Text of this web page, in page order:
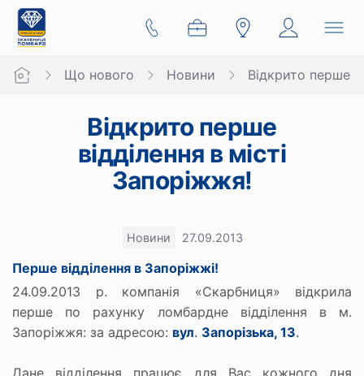
Що нового Новини Відкрито перше
Відкрито перше
відділення в місті
Запоріжжя!
Новини 27.09.2013
Перше відділення в Запоріжжі!
24.09.2013 р. компанія «Скарбниця» відкрила
перше по рахунку ломбардне відділення в м.
Запоріжжя: за адресою: вул. Запорізька, 13.
Дане відділення працює для Вас кожного дня